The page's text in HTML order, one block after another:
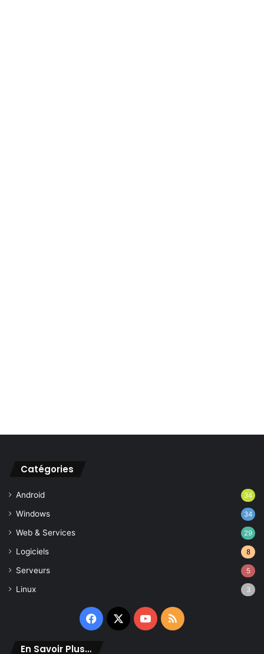
Catégories
Android 34
Windows 34
Web & Services 29
Logiciels 8
Serveurs 5
Linux 3
Facebook
X YouTube
RSS
En Savoir Plus…